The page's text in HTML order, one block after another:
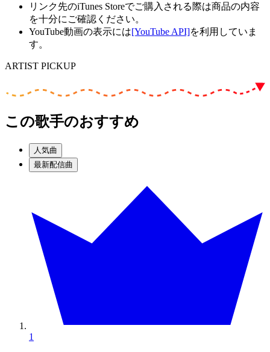
リンク先のiTunes Storeでご購入される際は商品の内容
を十分にご確認ください。
YouTube動画の表示には[YouTube API]を利用していま
す。
ARTIST PICKUP
この歌手のおすすめ
人気曲
最新配信曲
1